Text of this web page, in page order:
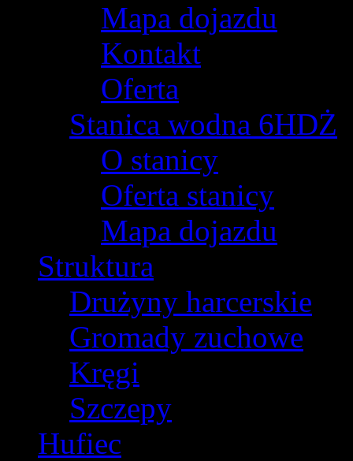
Mapa dojazdu
Kontakt
Oferta
Stanica wodna 6HDŻ
O stanicy
Oferta stanicy
Mapa dojazdu
Struktura
Drużyny harcerskie
Gromady zuchowe
Kręgi
Szczepy
Hufiec